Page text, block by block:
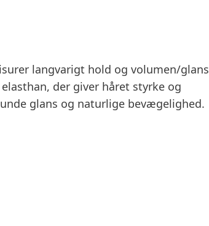
langvarigt hold og volumen/glans
der giver håret styrke og
glans og naturlige bevægelighed.